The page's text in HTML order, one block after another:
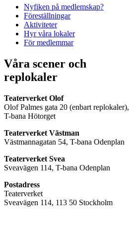
Nyfiken på medlemskap?
Föreställningar
Aktiviteter
Hyr våra lokaler
För medlemmar
Våra scener och
replokaler
Teaterverket Olof
Olof Palmes gata 20 (enbart replokaler),
T-bana Hötorget
Teaterverket Västman
Västmannagatan 54, T-bana Odenplan
Teaterverket Svea
Sveavägen 114, T-bana Odenplan
Postadress
Teaterverket
Sveavägen 114, 113 50 Stockholm